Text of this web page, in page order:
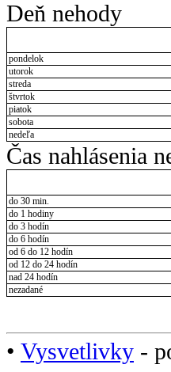
Deň nehody
pondelok
utorok
streda
štvrtok
piatok
sobota
nedeľa
Čas nahlásenia
do 30 min.
do 1 hodiny
do 3 hodín
do 6 hodín
od 6 do 12 hodín
od 12 do 24 hodín
nad 24 hodín
nezadané
• Vysvetlivky -